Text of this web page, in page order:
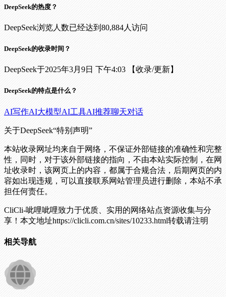
DeepSeek的热度？
DeepSeek浏览人数已经达到80,884人访问
DeepSeek的收录时间？
DeepSeek于2025年3月9日 下午4:03 【收录/更新】
DeepSeek的特点是什么？
AI写作AI大模型AI工具AI推荐聊天对话
关于DeepSeek“特别声明”
本站收录网址均来自于网络，不保证外部链接的准确性和完整
性，同时，对于该外部链接的指向，不由本站实际控制，在网
址收录时，该网页上的内容，都属于合规合法，后期网页的内
容如出现违规，可以直接联系网站管理员进行删除，本站不承
担任何责任。
CliCli-呲哩呲哩致力于优质、实用的网络站点资源收集与分
享！ 本文地址https://clicli.com.cn/sites/10233.html转载请注明
相关导航